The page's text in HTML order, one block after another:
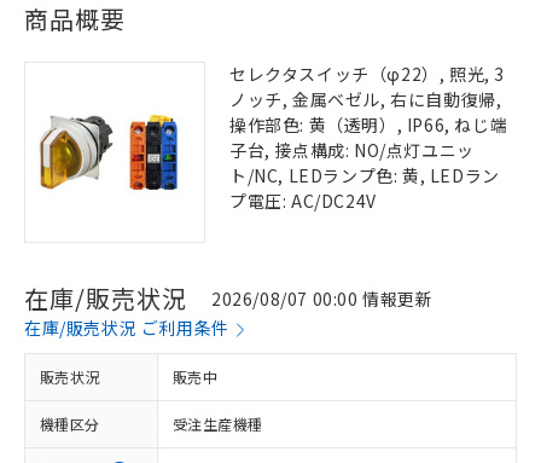
商品概要
セレクタスイッチ（φ22）, 照光, 3
ノッチ, 金属ベゼル, 右に自動復帰,
操作部色: 黄（透明）, IP66, ねじ端
子台, 接点構成: NO/点灯ユニッ
ト/NC, LEDランプ色: 黄, LEDラン
プ電圧: AC/DC24V
在庫/販売状況
2026/08/07 00:00 情報更新
在庫/販売状況 ご利用条件
販売状況 販売中
機種区分 受注生産機種